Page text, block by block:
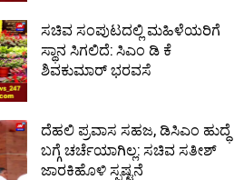
ಸಚಿವ ಸಂಪುಟದಲ್ಲಿ ಮಹಿಳೆಯರಿಗೆ
ಸ್ಥಾನ ಸಿಗಲಿದೆ: ಸಿಎಂ ಡಿ ಕೆ
ಶಿವಕುಮಾರ್ ಭರವಸೆ
ದೆಹಲಿ ಪ್ರವಾಸ ಸಹಜ, ಡಿಸಿಎಂ ಹುದ್ಧೆ
ಬಗ್ಗೆ ಚರ್ಚೆಯಾಗಿಲ್ಲ: ಸಚಿವ ಸತೀಶ್
ಜಾರಕಿಹೊಳಿ ಸ್ಪಷ್ಟನೆ